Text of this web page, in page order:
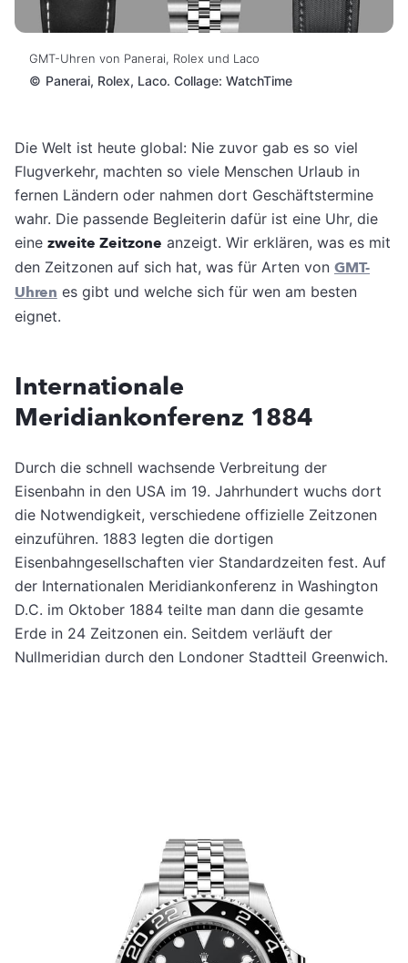
GMT-Uhren von Panerai, Rolex und Laco
© Panerai, Rolex, Laco. Collage: WatchTime
Die Welt ist heute global: Nie zuvor gab es so viel
Flugverkehr, machten so viele Menschen Urlaub in
fernen Ländern oder nahmen dort Geschäftstermine
wahr. Die passende Begleiterin dafür ist eine Uhr, die
eine zweite Zeitzone anzeigt. Wir erklären, was es mit
den Zeitzonen auf sich hat, was für Arten von GMT-
Uhren es gibt und welche sich für wen am besten
eignet.
Internationale
Meridiankonferenz 1884
Durch die schnell wachsende Verbreitung der
Eisenbahn in den USA im 19. Jahrhundert wuchs dort
die Notwendigkeit, verschiedene offizielle Zeitzonen
einzuführen. 1883 legten die dortigen
Eisenbahngesellschaften vier Standardzeiten fest. Auf
der Internationalen Meridiankonferenz in Washington
D.C. im Oktober 1884 teilte man dann die gesamte
Erde in 24 Zeitzonen ein. Seitdem verläuft der
Nullmeridian durch den Londoner Stadtteil Greenwich.